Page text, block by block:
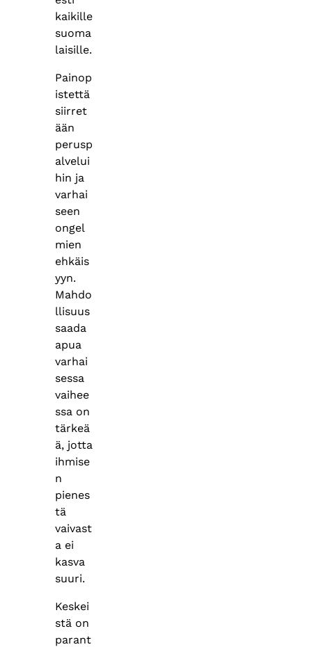
kaikille
suoma
laisille.
Painop
istettä
siirret
ään
perusp
alvelui
hin ja
varhai
seen
ongel
mien
ehkäis
yyn.
Mahdo
llisuus
saada
apua
varhai
sessa
vaihee
ssa on
tärkeä
ä, jotta
ihmise
n
pienes
tä
vaivast
a ei
kasva
suuri.
Keskei
stä on
parant